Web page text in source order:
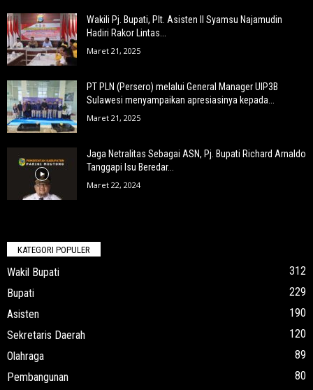
Wakili Pj. Bupati, Plt. Asisten II Syamsu Najamudin
Hadiri Rakor Lintas...
Maret 21, 2025
PT PLN (Persero) melalui General Manager UIP3B
Sulawesi menyampaikan apresiasinya kepada...
Maret 21, 2025
Jaga Netralitas Sebagai ASN, Pj. Bupati Richard Arnaldo
Tanggapi Isu Beredar...
Maret 22, 2024
KATEGORI POPULER
Wakil Bupati
312
Bupati
229
Asisten
190
Sekretaris Daerah
120
Olahraga
89
Pembangunan
80